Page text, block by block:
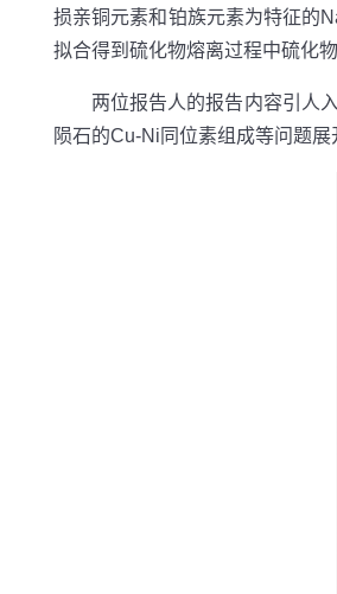
损亲铜元素和铂族元素为特征的
拟合得到硫化物熔离过程中硫化
两位报告人的报告内容引人
陨石的Cu-Ni同位素组成等问题